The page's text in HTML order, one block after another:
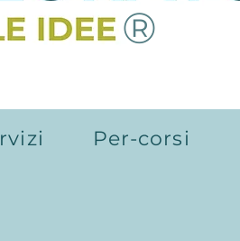
®
Per-corsi